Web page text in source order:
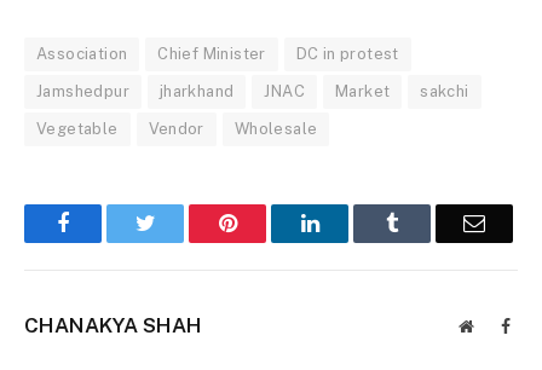
Association Chief Minister DC in protest
Jamshedpur jharkhand JNAC Market sakchi
Vegetable Vendor Wholesale
FacebookTwitter Pinterest LinkedInTumblr Email
CHANAKYA SHAH Website